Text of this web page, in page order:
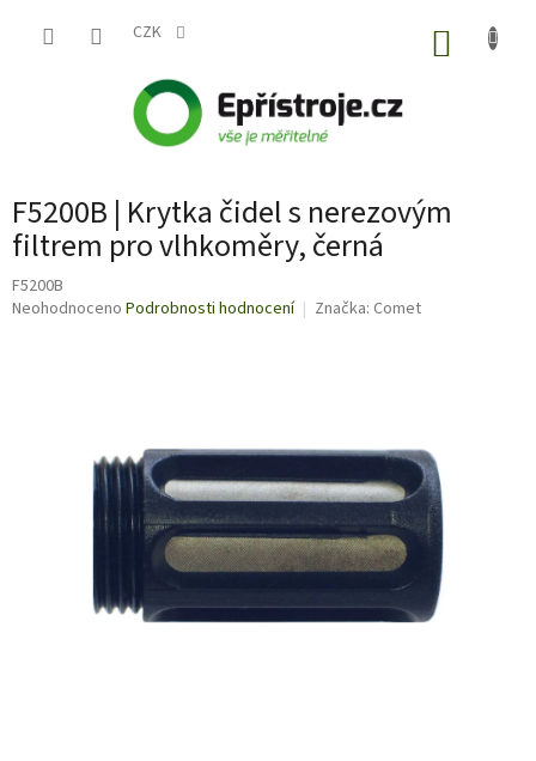
CZK
F5200B | Krytka čidel s nerezovým
filtrem pro vlhkoměry, černá
F5200B
Průměrné
Neohodnoceno Podrobnosti hodnocení Značka: Comet